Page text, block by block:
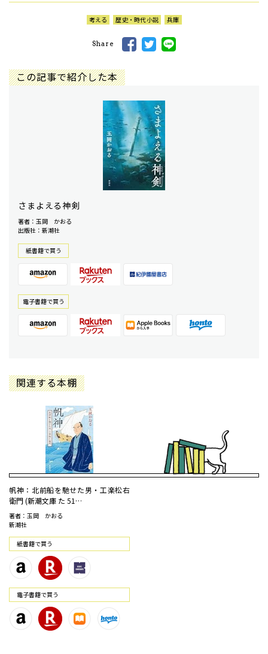
考える 歴史・時代小説 兵庫
Share
この記事で紹介した本
さまよえる神剣
著者：玉岡 かおる
出版社：新潮社
紙書籍で買う
電⼦書籍で買う
関連する本棚
帆神：北前船を馳せた男・工楽松右
衛門 (新潮文庫 た 51…
著者：玉岡 かおる
新潮社
紙書籍で買う
電⼦書籍で買う